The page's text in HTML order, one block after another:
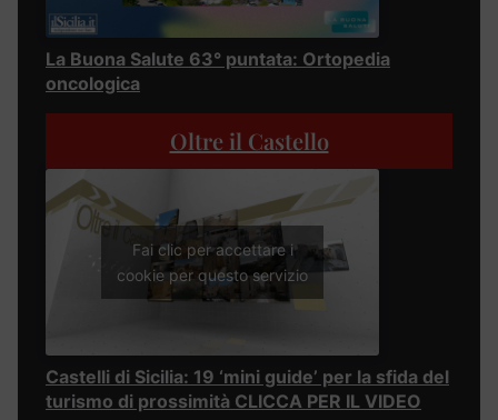
La Buona Salute 63° puntata: Ortopedia
oncologica
Oltre il Castello
Fai clic per accettare i
cookie per questo servizio
Castelli di Sicilia: 19 ‘mini guide’ per la sfida del
turismo di prossimità CLICCA PER IL VIDEO